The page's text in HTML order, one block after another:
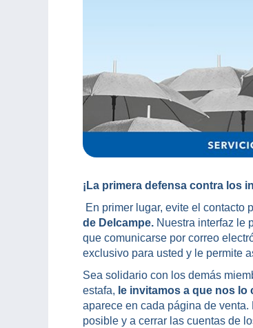
¡La primera defensa contra los
En primer lugar, evite el contacto
de Delcampe. Nuestra interfaz le
que comunicarse por correo
exclusivo para usted y le permite
Sea solidario con los demás
estafa, le invitamos a que nos lo
aparece en cada página de
posible y a cerrar las cuentas de